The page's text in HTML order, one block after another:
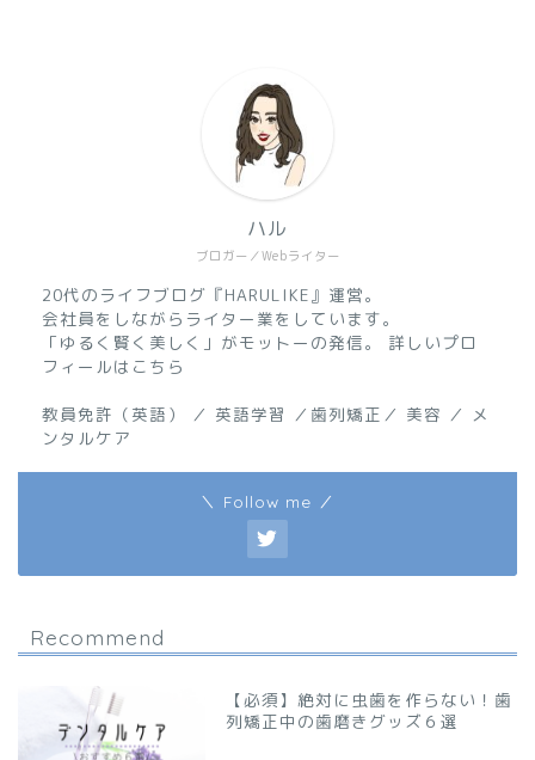
ブロガー／Webライター
ハル
20代のライフブログ『HARULIKE』運営。
会社員をしながらライター業をしています。
「ゆるく賢く美しく」がモットーの発信。 詳しいプロ
フィールはこちら
教員免許（英語） ／ 英語学習 ／歯列矯正／ 美容 ／ メ
ンタルケア
＼ Follow me ／
Recommend
【必須】絶対に虫歯を作らない！歯
列矯正中の歯磨きグッズ６選